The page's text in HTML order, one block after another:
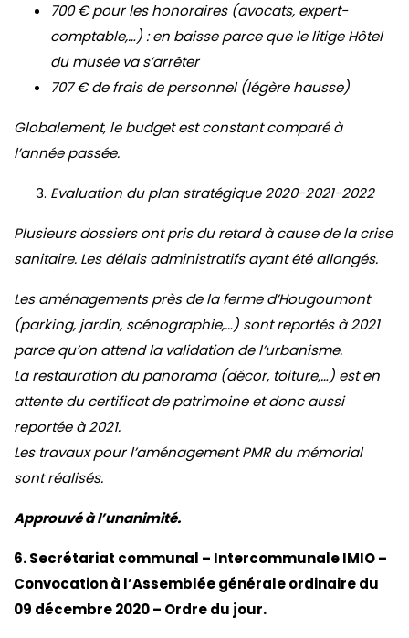
700 € pour les honoraires (avocats, expert-
comptable,…) : en baisse parce que le litige Hôtel
du musée va s’arrêter
707 € de frais de personnel (légère hausse)
Globalement, le budget est constant comparé à
l’année passée.
Evaluation du plan stratégique 2020-2021-2022
Plusieurs dossiers ont pris du retard à cause de la crise
sanitaire. Les délais administratifs ayant été allongés.
Les aménagements près de la ferme d’Hougoumont
(parking, jardin, scénographie,…) sont reportés à 2021
parce qu’on attend la validation de l’urbanisme.
La restauration du panorama (décor, toiture,…) est en
attente du certificat de patrimoine et donc aussi
reportée à 2021.
Les travaux pour l’aménagement PMR du mémorial
sont réalisés.
Approuvé à l’unanimité.
6. Secrétariat communal – Intercommunale IMIO –
Convocation à l’Assemblée générale ordinaire du
09 décembre 2020 – Ordre du jour.